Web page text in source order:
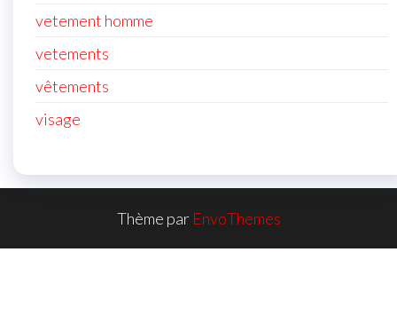
vetement homme
vetements
vêtements
visage
Thème par EnvoThemes